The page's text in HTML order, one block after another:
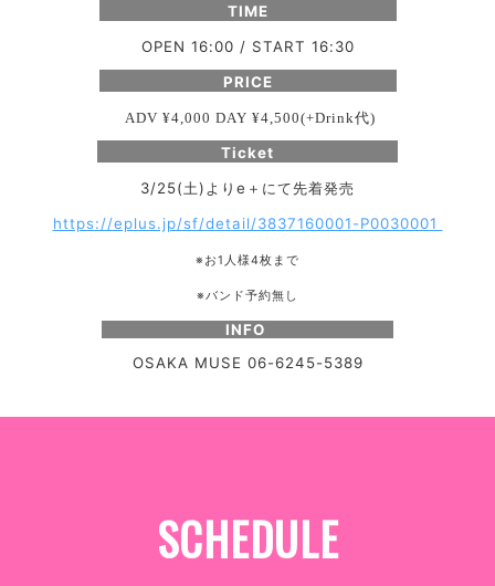
TIME
OPEN 16:00 / START 16:30
PRICE
ADV ¥4,000 DAY ¥4,500(+Drink代)
Ticket
3/25(土)よりe＋にて先着発売
https://eplus.jp/sf/detail/3837160001-P0030001
※お1人様4枚まで
※バンド予約無し
INFO
OSAKA MUSE 06-6245-5389
SCHEDULE